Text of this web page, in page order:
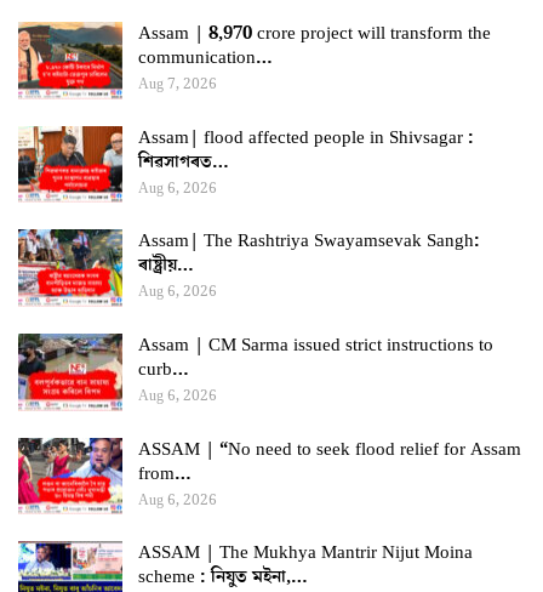
Assam | 8,970 crore project will transform the
communication…
Aug 7, 2026
Assam| flood affected people in Shivsagar :
শিৱসাগৰত…
Aug 6, 2026
Assam| The Rashtriya Swayamsevak Sangh:
ৰাষ্ট্ৰীয়…
Aug 6, 2026
Assam | CM Sarma issued strict instructions to
curb…
Aug 6, 2026
ASSAM | “No need to seek flood relief for Assam
from…
Aug 6, 2026
ASSAM | The Mukhya Mantrir Nijut Moina
scheme : নিযুত মইনা,…